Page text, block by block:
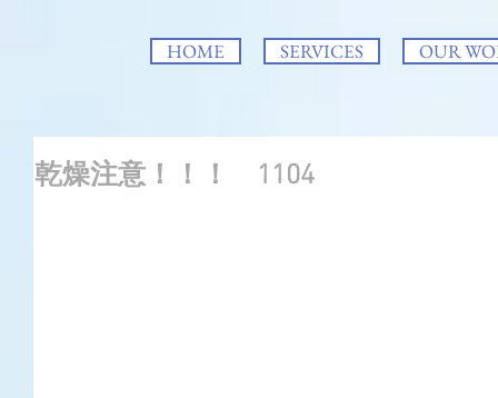
HOME SERVICES OUR
乾燥注意！！！ 1104